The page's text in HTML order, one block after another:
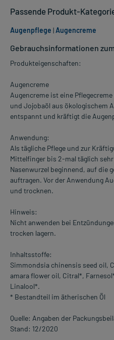
Gebrauchsinformationen
Produkteigenschaften:
Augencreme
Augencreme ist eine
und Jojobaöl aus ökologischem
entspannt und kräftigt die
Anwendung:
Als tägliche Pflege und zur
Mittelfinger bis 2-mal täglich
Nasenwurzel beginnend, auf die
auftragen. Vor der Anwendung
und trocknen.
Hinweis:
Nicht anwenden bei
trocken lagern.
Inhaltsstoffe:
Simmondsia chinensis seed oil,
amara flower oil, Citral*,
Linalool*.
* Bestandteil im ätherischen Öl
Quelle: Angaben der
Stand: 12/2020
Passende Produkt-
Augenpflege |Augencreme